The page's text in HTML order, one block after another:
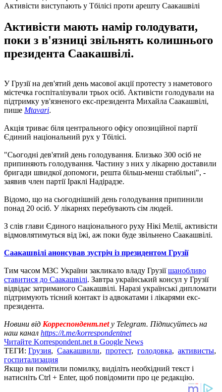
Активісти виступають у Тбілісі проти арешту Саакашвілі
Активісти мають намір голодувати,
поки з в'язниці звільнять колишнього
президента Саакашвілі.
У Грузії на дев'ятий день масової акції протесту з наметового
містечка госпіталізували трьох осіб. Активісти голодували на
підтримку ув'язненого екс-президента Михайла Саакашвілі,
пише Mtavari.
Акція триває біля центрального офісу опозиційної партії
Єдиний національний рух у Тбілісі.
"Сьогодні дев'ятий день голодування. Близько 300 осіб не
припиняють голодування. Частину з них ​​у лікарню доставили
бригади швидкої допомоги, решта більш-менш стабільні", -
заявив член партії Іраклі Надірадзе.
Відомо, що на сьогоднішній день голодування припинили
понад 20 осіб. У лікарнях перебувають сім людей.
З слів глави Єдиного національного руху Нікі Мелії, активісти
відмовлятимуться від їжі, аж поки буде звільнено Саакашвілі.
Саакашвілі анонсував зустріч із президентом Грузії
Тим часом МЗС України закликало владу Грузіїшанобливо
ставитися до Саакашвілі. Завтра український консул у Грузії
відвідає затриманого Саакашвілі. Наразі українські дипломати
підтримують тісний контакт із адвокатами і лікарями екс-
президента.
Новини від Корреспондент.netу Telegram. Підписуйтесь на
наш канал https://t.me/korrespondentnet
Читайте Korrespondent.net в Google News
ТЕГИ: Грузия, Саакашвили, протест, голодовка, активисты,
госпитализация
Якщо ви помітили помилку, виділіть необхідний текст і
натисніть Ctrl + Enter, щоб повідомити про це редакцію.